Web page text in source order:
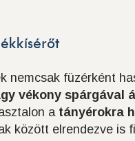
nemcsak füzérként
vékony spárgával
a tányérokra
között elrendezve is